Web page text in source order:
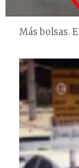
Más bolsas.